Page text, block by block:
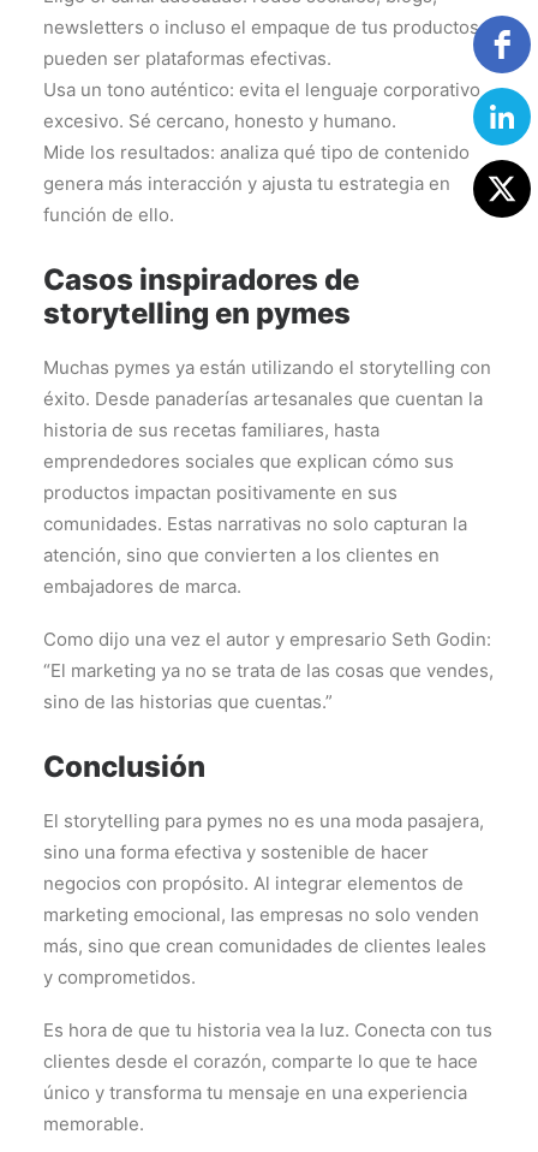
newsletters o incluso el empaque de tus productos
pueden ser plataformas efectivas.
Usa un tono auténtico: evita el lenguaje corporativo
excesivo. Sé cercano, honesto y humano.
Mide los resultados: analiza qué tipo de contenido
genera más interacción y ajusta tu estrategia en
función de ello.
Casos inspiradores de
storytelling en pymes
Muchas pymes ya están utilizando el storytelling con
éxito. Desde panaderías artesanales que cuentan la
historia de sus recetas familiares, hasta
emprendedores sociales que explican cómo sus
productos impactan positivamente en sus
comunidades. Estas narrativas no solo capturan la
atención, sino que convierten a los clientes en
embajadores de marca.
Como dijo una vez el autor y empresario Seth Godin:
“El marketing ya no se trata de las cosas que vendes,
sino de las historias que cuentas.”
Conclusión
El storytelling para pymes no es una moda pasajera,
sino una forma efectiva y sostenible de hacer
negocios con propósito. Al integrar elementos de
marketing emocional, las empresas no solo venden
más, sino que crean comunidades de clientes leales
y comprometidos.
Es hora de que tu historia vea la luz. Conecta con tus
clientes desde el corazón, comparte lo que te hace
único y transforma tu mensaje en una experiencia
memorable.